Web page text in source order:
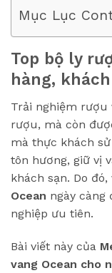
Mục Lục
Top bộ ly
hàng,
Trải nghiệm rượu
rượu, mà còn
mà thực khách
tôn hương, giữ vị
khách sạn. Do
Ocean ngày càng
nghiệp ưu tiên.
Bài viết này của
vang Ocean cho